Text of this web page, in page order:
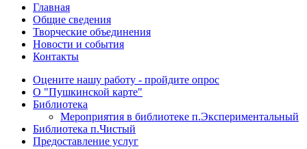
Главная
Общие сведения
Творческие объединения
Новости и события
Контакты
Оцените нашу работу - пройдите опрос
О "Пушкинской карте"
Библиотека
Мероприятия в библиотеке п.Экспериментальный
Библиотека п.Чистый
Предоставление услуг